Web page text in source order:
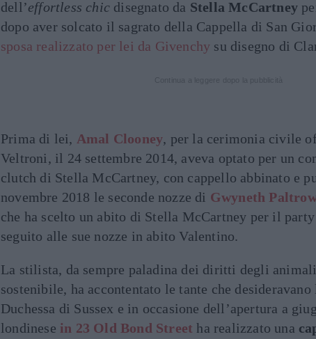
dell’effortless chic disegnato da Stella McCartney
dopo aver solcato il sagrato della Cappella di San
sposa realizzato per lei da Givenchy su disegno di
Prima di lei, Amal Clooney, per la cerimonia civile
Veltroni, il 24 settembre 2014, aveva optato per un
clutch di Stella McCartney, con cappello abbinato e
novembre 2018 le seconde nozze di Gwyneth
che ha scelto un abito di Stella McCartney per il
seguito alle sue nozze in abito Valentino.
La stilista, da sempre paladina dei diritti degli
sostenibile, ha accontentato le tante che
Duchessa di Sussex e in occasione dell’apertura a
londinese in 23 Old Bond Street ha realizzato una